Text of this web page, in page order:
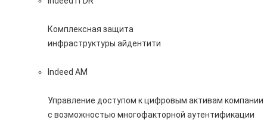
Комплексная защита
инфраструктуры айдентити
Indeed AM
Управление доступом к цифровым активам компании
с возможностью многофакторной аутентификации